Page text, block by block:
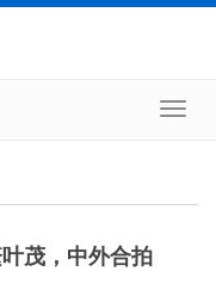
茂，中外合拍